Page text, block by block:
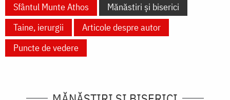
Sfântul Munte Athos
Mănăstiri și biserici
Taine, ierurgii
Articole despre autor
Puncte de vedere